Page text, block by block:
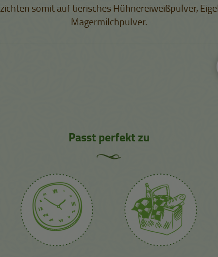
somit auf tierisches Hühnereiweißpulver,
Magermilchpulver.
Passt perfekt zu